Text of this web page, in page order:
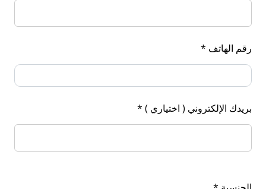
رقم الهاتف *
بريدك الإلكتروني ( اختياري ) *